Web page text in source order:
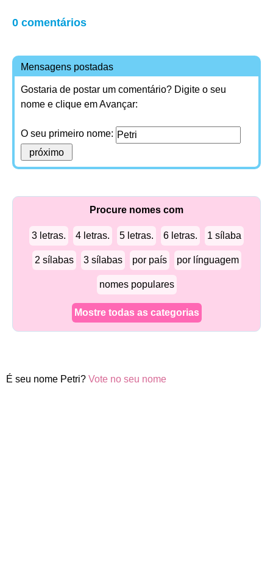
0 comentários
Mensagens postadas
Gostaria de postar um comentário? Digite o seu
nome e clique em Avançar:
O seu primeiro nome:
Procure nomes com
3 letras. 4 letras. 5 letras. 6 letras. 1 sílaba
2 sílabas 3 sílabas por país por línguagem
nomes populares
Mostre todas as categorias
É seu nome Petri? Vote no seu nome